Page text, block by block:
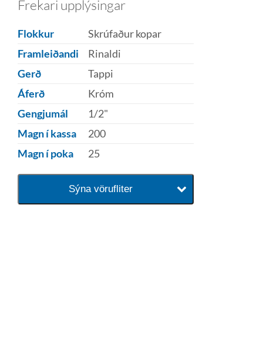
Frekari upplýsingar
Flokkur
Skrúfaður kopar
Framleiðandi
Rinaldi
Gerð
Tappi
Áferð
Króm
Gengjumál
1/2"
Magn í kassa
200
Magn í poka
25
Sýna vörufliter